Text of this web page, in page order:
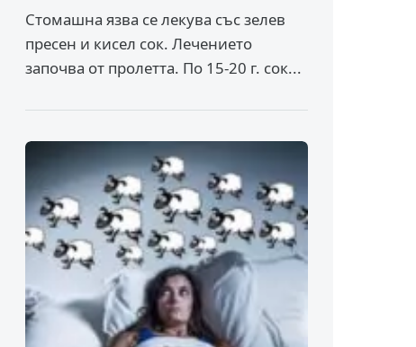
Стомашна язва се лекува със зелев
пресен и кисел сок. Лечението
започва от пролетта. По 15-20 г. сок...